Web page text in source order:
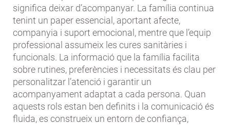
significa deixar d’acompanyar. La família continua
tenint un paper essencial, aportant afecte,
companyia i suport emocional, mentre que l’equip
professional assumeix les cures sanitàries i
funcionals. La informació que la família facilita
sobre rutines, preferències i necessitats és clau per
personalitzar l’atenció i garantir un
acompanyament adaptat a cada persona. Quan
aquests rols estan ben definits i la comunicació és
fluida, es construeix un entorn de confiança,